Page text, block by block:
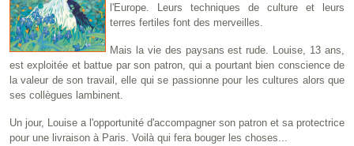
l'Europe. Leurs techniques de culture et leurs
terres fertiles font des merveilles.
Mais la vie des paysans est rude. Louise, 13 ans,
est exploitée et battue par son patron, qui a pourtant bien conscience de
la valeur de son travail, elle qui se passionne pour les cultures alors que
ses collègues lambinent.
Un jour, Louise a l'opportunité d'accompagner son patron et sa protectrice
pour une livraison à Paris. Voilà qui fera bouger les choses...